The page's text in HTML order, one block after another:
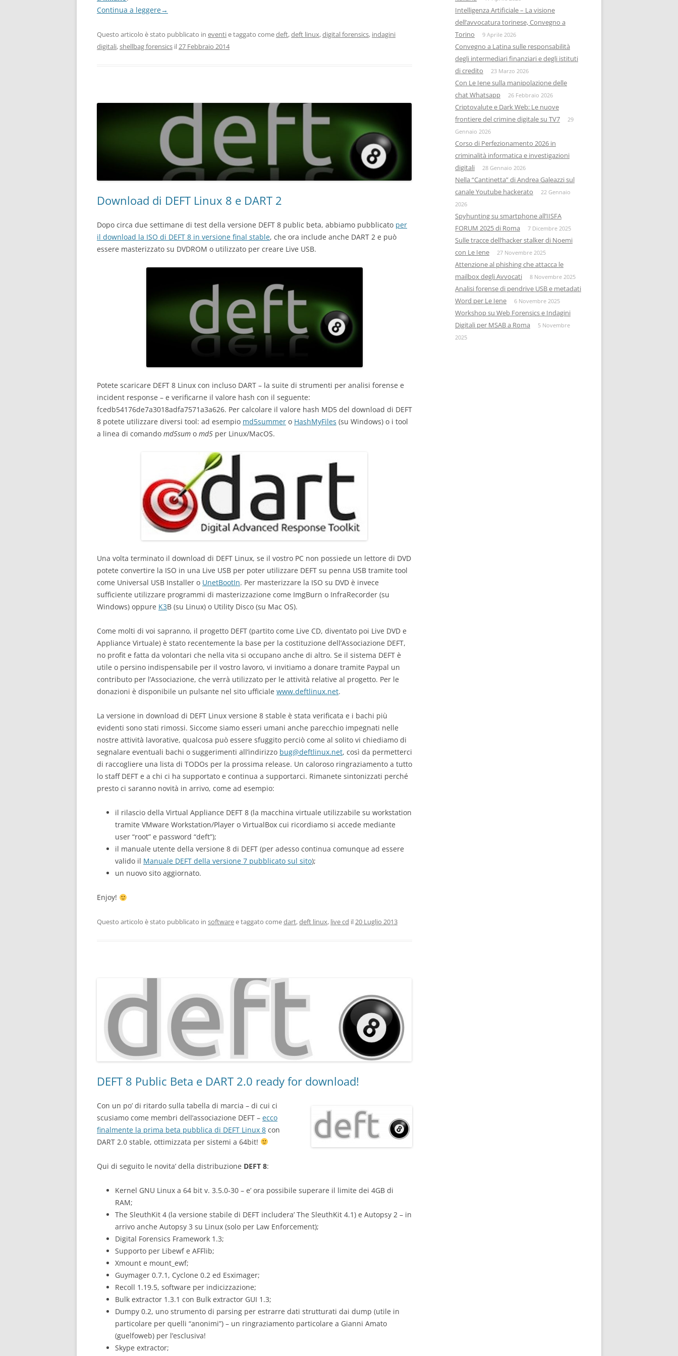
Continua a leggere→
Questo articolo è stato pubblicato in eventie taggato comedeft,deft linux,digital forensics, indagini
digitali,shellbag forensics il27 Febbraio 2014
Download di DEFT Linux 8 e DART 2
Dopo circa due settimane di test della versione DEFT 8 public beta, abbiamo pubblicato per
il download la ISO di DEFT 8 in versione final stable, che ora include anche DART 2 e può
essere masterizzato su DVDROM o utilizzato per creare Live USB.
Potete scaricare DEFT 8 Linux con incluso DART – la suite di strumenti per analisi forense e
incident response – e verificarne il valore hash con il seguente:
fcedb54176de7a3018adfa7571a3a626. Per calcolare il valore hash MD5 del download di DEFT
8 potete utilizzare diversi tool: ad esempio md5summer o HashMyFiles (su Windows) o i tool
a linea di comando md5sum o md5 per Linux/MacOS.
Una volta terminato il download di DEFT Linux, se il vostro PC non possiede un lettore di DVD
potete convertire la ISO in una Live USB per poter utilizzare DEFT su penna USB tramite tool
come Universal USB Installer o UnetBootIn. Per masterizzare la ISO su DVD è invece
sufficiente utilizzare programmi di masterizzazione come ImgBurn o InfraRecorder (su
Windows) oppure K3B (su Linux) o Utility Disco (su Mac OS).
Come molti di voi sapranno, il progetto DEFT (partito come Live CD, diventato poi Live DVD e
Appliance Virtuale) è stato recentemente la base per la costituzione dell’Associazione DEFT,
no profit e fatta da volontari che nella vita si occupano anche di altro. Se il sistema DEFT è
utile o persino indispensabile per il vostro lavoro, vi invitiamo a donare tramite Paypal un
contributo per l’Associazione, che verrà utilizzato per le attività relative al progetto. Per le
donazioni è disponibile un pulsante nel sito ufficiale www.deftlinux.net.
La versione in download di DEFT Linux versione 8 stable è stata verificata e i bachi più
evidenti sono stati rimossi. Siccome siamo esseri umani anche parecchio impegnati nelle
nostre attività lavorative, qualcosa può essere sfuggito perciò come al solito vi chiediamo di
segnalare eventuali bachi o suggerimenti all’indirizzo bug@deftlinux.net, così da permetterci
di raccogliere una lista di TODOs per la prossima release. Un caloroso ringraziamento a tutto
lo staff DEFT e a chi ci ha supportato e continua a supportarci. Rimanete sintonizzati perché
presto ci saranno novità in arrivo, come ad esempio:
il rilascio della Virtual Appliance DEFT 8 (la macchina virtuale utilizzabile su workstation
tramite VMware Workstation/Player o VirtualBox cui ricordiamo si accede mediante
user “root” e password “deft”);
il manuale utente della versione 8 di DEFT (per adesso continua comunque ad essere
valido il Manuale DEFT della versione 7 pubblicato sul sito);
un nuovo sito aggiornato.
Enjoy!
Questo articolo è stato pubblicato in softwaree taggato comedart,deft linux, live cd il20 Luglio 2013
DEFT 8 Public Beta e DART 2.0 ready for download!
Con un po’ di ritardo sulla tabella di marcia – di cui ci
scusiamo come membri dell’associazione DEFT – ecco
finalmente la prima beta pubblica di DEFT Linux 8 con
DART 2.0 stable, ottimizzata per sistemi a 64bit!
Qui di seguito le novita’ della distribuzione DEFT 8:
Kernel GNU Linux a 64 bit v. 3.5.0-30 – e’ ora possibile superare il limite dei 4GB di
RAM;
The SleuthKit 4 (la versione stabile di DEFT includera’ The SleuthKit 4.1) e Autopsy 2 – in
arrivo anche Autopsy 3 su Linux (solo per Law Enforcement);
Digital Forensics Framework 1.3;
Supporto per Libewf e AFFlib;
Xmount e mount_ewf;
Guymager 0.7.1, Cyclone 0.2 ed Esximager;
Recoll 1.19.5, software per indicizzazione;
Bulk extractor 1.3.1 con Bulk extractor GUI 1.3;
Dumpy 0.2, uno strumento di parsing per estrarre dati strutturati dai dump (utile in
particolare per quelli “anonimi”) – un ringraziamento particolare a Gianni Amato
(guelfoweb) per l’esclusiva!
Skype extractor;
Intelligenza Artificiale – La visione
dell’avvocatura torinese, Convegno a
Torino
9 Aprile 2026
Convegno a Latina sulle responsabilità
degli intermediari finanziari e degli istituti
di credito
23 Marzo 2026
Con Le Iene sulla manipolazione delle
chat Whatsapp
26 Febbraio 2026
Criptovalute e Dark Web: Le nuove
frontiere del crimine digitale su TV7
29
Gennaio 2026
Corso di Perfezionamento 2026 in
criminalità informatica e investigazioni
digitali
28 Gennaio 2026
Nella “Cantinetta” di Andrea Galeazzi sul
canale Youtube hackerato
22 Gennaio
2026
Spyhunting su smartphone all’IISFA
FORUM 2025 di Roma
7 Dicembre 2025
Sulle tracce dell’hacker stalker di Noemi
con Le Iene
27 Novembre 2025
Attenzione al phishing che attacca le
mailbox degli Avvocati
8 Novembre 2025
Analisi forense di pendrive USB e metadati
Word per Le Iene
6 Novembre 2025
Workshop su Web Forensics e Indagini
Digitali per MSAB a Roma
5 Novembre
2025